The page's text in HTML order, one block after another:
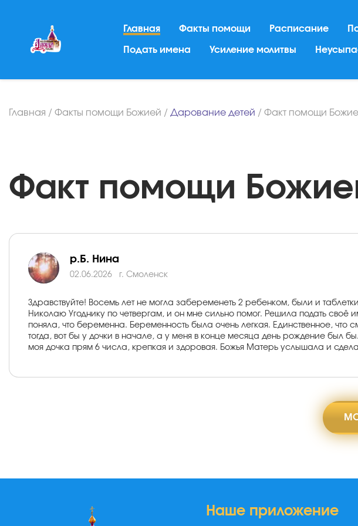
Главная Факты помощи Расписание
Подать имена Усиление молитвы
Главная / Факты помощи Божией / Дарование детей / Факт помощи
Факт помощи
р.Б. Нина
02.06.2026 г. Смоленск
Здравствуйте! Восемь лет не могла забеременеть 2 ребенком, были и
Николаю Угоднику по четвергам, и он мне сильно помог. Решила подать
поняла, что беременна. Беременность была очень легкая. Единственное,
тогда, вот бы у дочки в начале, а у меня в конце месяца день рождение был
моя дочка прям 6 числа, крепкая и здоровая. Божья Матерь услышала и
Наше приложение